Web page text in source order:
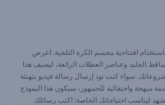
افتتاحية مجسم الكرة الثلجية. اعرض
الجليد وعناصر العطلات الرائعة، ليضيف هذا
سواء كنت تود إرسال رسالة فيديو بتهنئة
مبهجة واحتفالية للجمهور، سيكون هذا النموذج
ليناسب احتياجاتك الخاصة: اكتب رسائلك